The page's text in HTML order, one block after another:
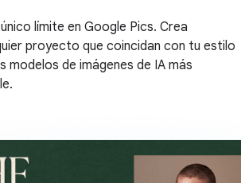
límite en Google Pics. Crea
proyecto que coincidan con tu estilo
modelos de imágenes de IA más